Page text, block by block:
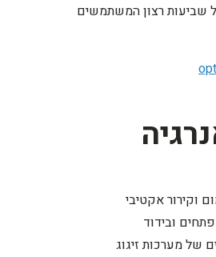
שביעות רצון המשתמשים
וקירור אקטיבי
פתחים ובידוד
של מערכות זיגוג